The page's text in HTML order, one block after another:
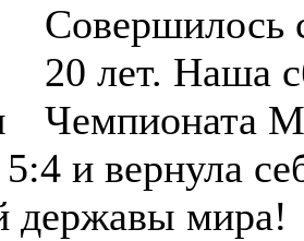
Совершилось
20 лет. Наша
Чемпионата
и вернула
державы мира!